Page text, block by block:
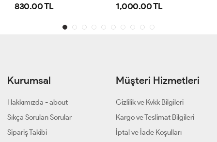
1,000.00 TL 800.00 TL
Kurumsal
Hakkımızda - about
Sıkça Sorulan Sorular
Sipariş Takibi
Müşteri Hizmetleri
Gizlilik ve Kvkk Bilgileri
Kargo ve Teslimat Bilgileri
İptal ve İade Koşulları